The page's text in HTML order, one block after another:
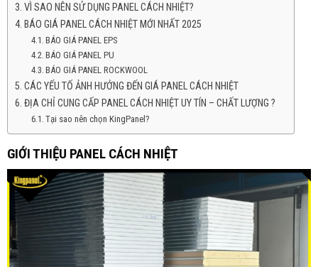
VÌ SAO NÊN SỬ DỤNG PANEL CÁCH NHIỆT?
BÁO GIÁ PANEL CÁCH NHIỆT MỚI NHẤT 2025
BÁO GIÁ PANEL EPS
BÁO GIÁ PANEL PU
BÁO GIÁ PANEL ROCKWOOL
CÁC YẾU TỐ ẢNH HƯỞNG ĐẾN GIÁ PANEL CÁCH NHIỆT
ĐỊA CHỈ CUNG CẤP PANEL CÁCH NHIỆT UY TÍN – CHẤT LƯỢNG ?
Tại sao nên chọn KingPanel?
GIỚI THIỆU PANEL CÁCH NHIỆT